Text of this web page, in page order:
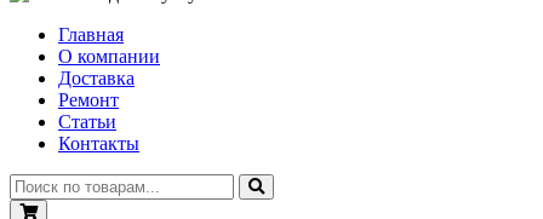
Главная
О компании
Доставка
Ремонт
Статьи
Контакты